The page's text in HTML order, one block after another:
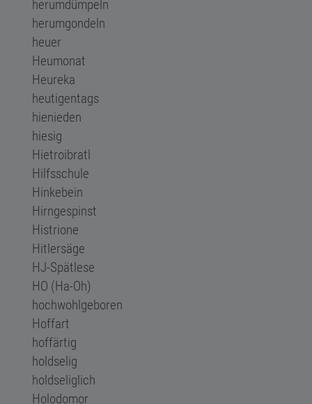
herumdümpeln
herumgondeln
heuer
Heumonat
Heureka
heutigentags
hienieden
hiesig
Hietroibratl
Hilfsschule
Hinkebein
Hirngespinst
Histrione
Hitlersäge
HJ-Spätlese
HO (Ha-Oh)
hochwohlgeboren
Hoffart
hoffärtig
holdselig
holdseliglich
Holodomor